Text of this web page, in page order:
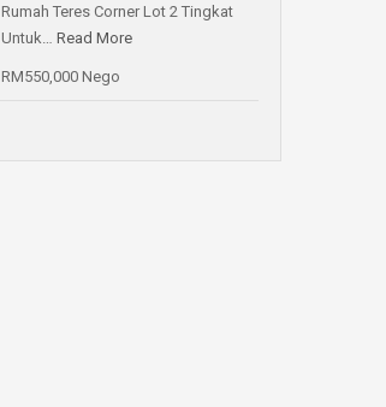
Rumah Teres Corner Lot 2 Tingkat
Untuk… Read More
RM550,000 Nego